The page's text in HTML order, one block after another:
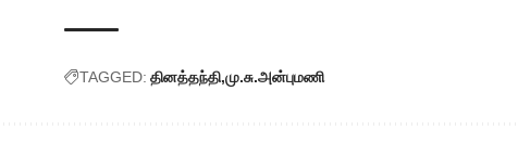
TAGGED: தினத்தந்தி மு.சு.அன்புமணி